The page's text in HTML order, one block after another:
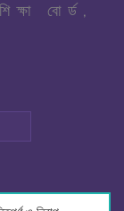
বোর্ড,